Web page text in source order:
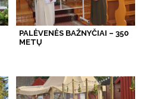
PALĖVENĖS BAŽNYČIAI – 350
METŲ